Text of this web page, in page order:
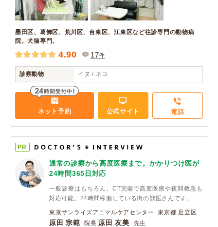
墨田区、葛飾区、荒川区、台東区、江東区など往診専門の動物病
院。犬猫専門。
4.90 17件
診察動物 イヌ / ネコ
ネット予約 公式サイト 電話
PR
通常の診療から高度医療まで。かかりつけ医が
24時間365日対応
一般診療はもちろん、CT完備で高度医療や夜間救急も
対応可能。24時間稼働している街の獣医さんです。
東京サンライズアニマルケアセンター 東京都 足立区
原田 宗範 院長 原田 友美 先生